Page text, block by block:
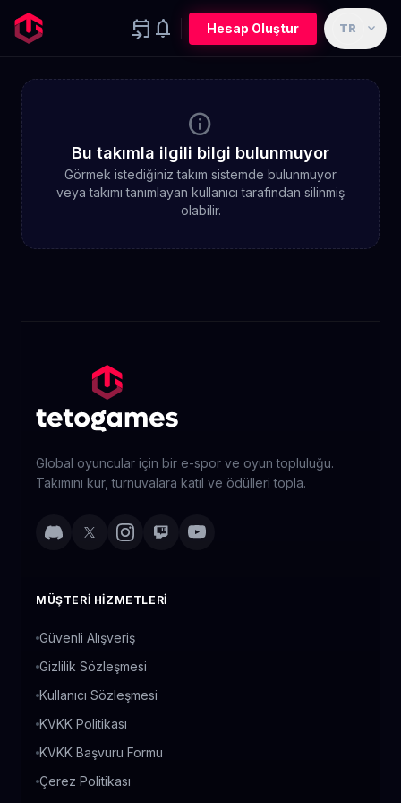
event_upcoming notifications Hesap Oluştur TR expand_more
info
Bu takımla ilgili bilgi bulunmuyor
Görmek istediğiniz takım sistemde bulunmuyor
veya takımı tanımlayan kullanıcı tarafından silinmiş
olabilir.
Global oyuncular için bir e-spor ve oyun topluluğu.
Takımını kur, turnuvalara katıl ve ödülleri topla.
MÜŞTERI HIZMETLERI
Güvenli Alışveriş
Gizlilik Sözleşmesi
Kullanıcı Sözleşmesi
KVKK Politikası
KVKK Başvuru Formu
Çerez Politikası